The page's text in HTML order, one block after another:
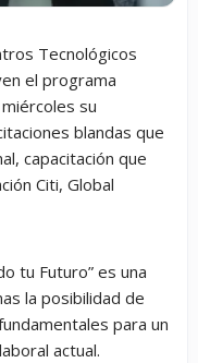
Tecnológicos
el programa
su
blandas que
capacitación que
Citi, Global
tu Futuro” es una
la posibilidad de
para un
actual.